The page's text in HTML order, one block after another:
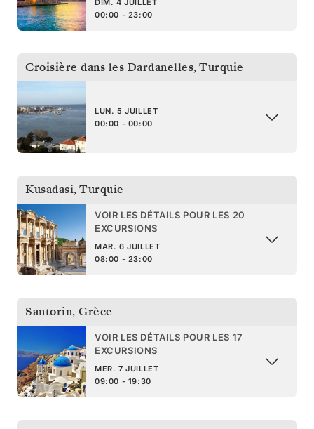
00:00 - 23:00
Croisière dans les Dardanelles,Turquie
LUN. 5 JUILLET
00:00 - 00:00
Kusadasi,Turquie
VOIR LES DÉTAILS POUR LES 20
EXCURSIONS
MAR. 6 JUILLET
08:00 - 23:00
Santorin, Grèce
VOIR LES DÉTAILS POUR LES 17
EXCURSIONS
MER. 7 JUILLET
09:00 - 19:30